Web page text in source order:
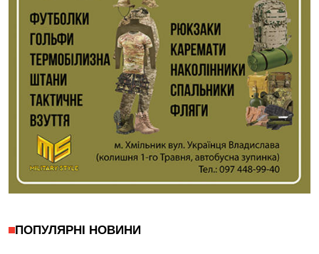
ПОПУЛЯРНІ НОВИНИ